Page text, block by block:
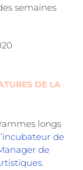
semaines
DE LA
longs
incubateur de
de